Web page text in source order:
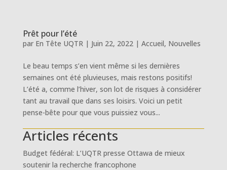
Prêt pour l’été
par En Tête UQTR| Juin 22, 2022| Accueil, Nouvelles
Le beau temps s’en vient même si les dernières
semaines ont été pluvieuses, mais restons positifs!
L’été a, comme l’hiver, son lot de risques à considérer
tant au travail que dans ses loisirs. Voici un petit
pense-bête pour que vous puissiez vous...
Articles récents
Budget fédéral: L’UQTR presse Ottawa de mieux
soutenir la recherche francophone